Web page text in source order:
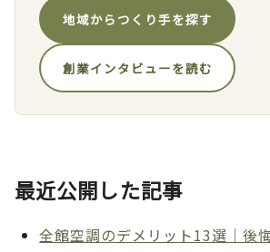
地域からつくり手を探す
創業インタビューを読む
最近公開した記事
全館空調のデメリット13選｜後